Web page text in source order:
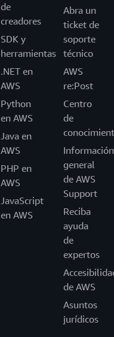
de
creadores
SDK y
herramientas
.NET en
AWS
Python
en AWS
Java en
AWS
PHP en
AWS
JavaScript
en AWS
Abra un
ticket de
soporte
técnico
AWS
re:Post
Centro
de
Información
general
de AWS
Support
Reciba
ayuda
de
expertos
de AWS
Asuntos
jurídicos